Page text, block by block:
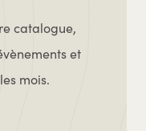
catalogue,
et
mois.